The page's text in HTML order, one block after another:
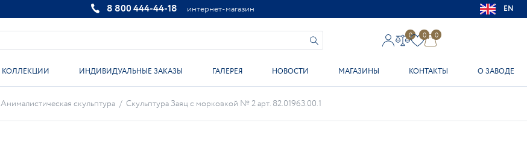
8 800 444-44-18 интернет-магазин EN
0 0 0
КОЛЛЕКЦИИ ИНДИВИДУАЛЬНЫЕ ЗАКАЗЫ ГАЛЕРЕЯ НОВОСТИ МАГАЗИНЫ КОНТАКТЫ О ЗАВОДЕ
Анималистическая скульптура / Скульптура Заяц с морковкой № 2 арт. 82.01963.00.1